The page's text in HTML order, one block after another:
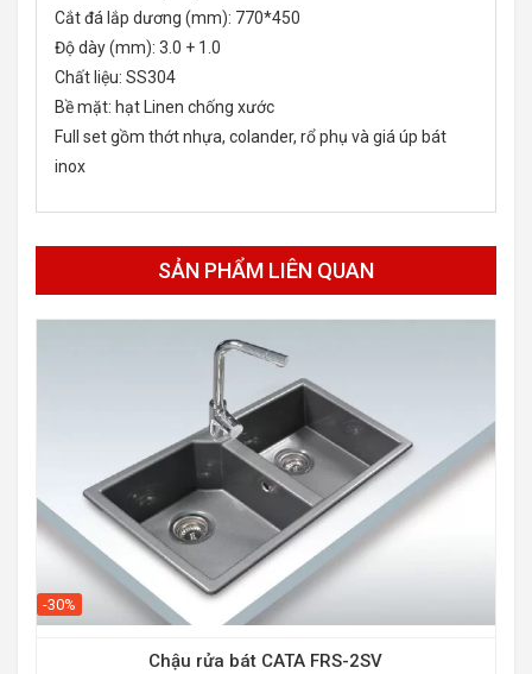
Cắt đá lắp dương (mm): 770*450
Độ dày (mm): 3.0 + 1.0
Chất liệu: SS304
Bề mặt: hạt Linen chống xước
Full set gồm thớt nhựa, colander, rổ phụ và giá úp bát
inox
SẢN PHẨM LIÊN QUAN
-30%
Chậu rửa bát CATA FRS-2SV